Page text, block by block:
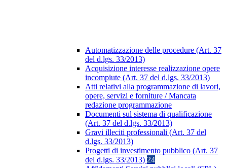
Automatizzazione delle procedure (Art. 37
del d.lgs. 33/2013)
Acquisizione interesse realizzazione opere
incompiute (Art. 37 del d.lgs. 33/2013)
Atti relativi alla programmazione di lavori,
opere, servizi e forniture / Mancata
redazione programmazione
Documenti sul sistema di qualificazione
(Art. 37 del d.lgs. 33/2013)
Gravi illeciti professionali (Art. 37 del
d.lgs. 33/2013)
Progetti di investimento pubblico (Art. 37
del d.lgs. 33/2013) 24